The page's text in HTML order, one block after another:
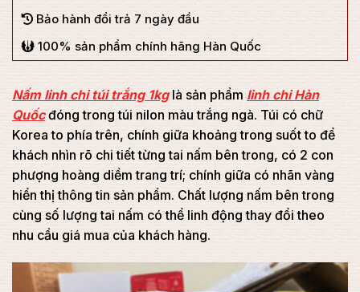
Bảo hành đổi trả 7 ngày đầu
100% sản phẩm chính hãng Hàn Quốc
Nấm linh chi túi trắng 1kglà sản phẩm linh chi Hàn
Quốcđóng trong túi nilon màu trắng ngà. Túi có chữ
Korea to phía trên, chính giữa khoảng trong suốt to để
khách nhìn rõ chi tiết từng tai nấm bên trong, có 2 con
phượng hoàng diềm trang trí; chính giữa có nhãn vàng
hiển thị thông tin sản phẩm. Chất lượng nấm bên trong
cùng số lượng tai nấm có thể linh động thay đổi theo
nhu cầu giá mua của khách hàng.